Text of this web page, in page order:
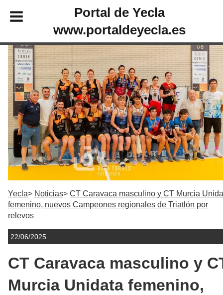
Portal de Yecla
www.portaldeyecla.es
Yecla Noticias
CT Caravaca masculino y CT Murcia
femenino, nuevos Campeones regionales de Triatlón por
relevos
22/06/2025
CT Caravaca masculino y
Murcia Unidata femenino,